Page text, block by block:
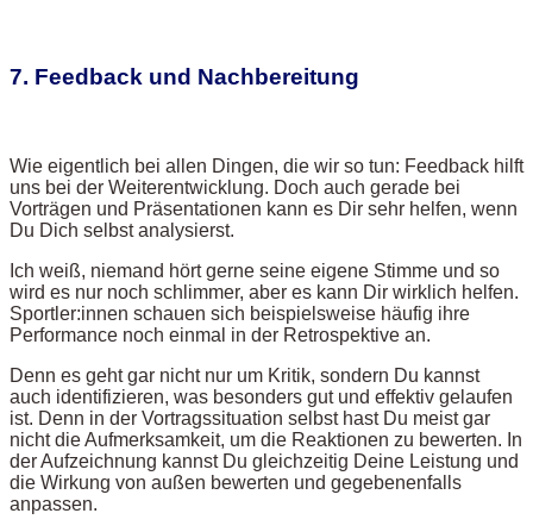
7. Feedback und Nachbereitung
Wie eigentlich bei allen Dingen, die wir so tun: Feedback hilft
uns bei der Weiterentwicklung. Doch auch gerade bei
Vorträgen und Präsentationen kann es Dir sehr helfen, wenn
Du Dich selbst analysierst.
Ich weiß, niemand hört gerne seine eigene Stimme und so
wird es nur noch schlimmer, aber es kann Dir wirklich helfen.
Sportler:innen schauen sich beispielsweise häufig ihre
Performance noch einmal in der Retrospektive an.
Denn es geht gar nicht nur um Kritik, sondern Du kannst
auch identifizieren, was besonders gut und effektiv gelaufen
ist. Denn in der Vortragssituation selbst hast Du meist gar
nicht die Aufmerksamkeit, um die Reaktionen zu bewerten. In
der Aufzeichnung kannst Du gleichzeitig Deine Leistung und
die Wirkung von außen bewerten und gegebenenfalls
anpassen.